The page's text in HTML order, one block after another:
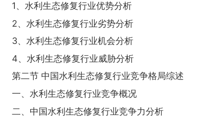
1、水利生态修复行业优势分析
2、水利生态修复行业劣势分析
3、水利生态修复行业机会分析
4、水利生态修复行业威胁分析
第二节 中国水利生态修复行业竞争格局综述
一、水利生态修复行业竞争概况
二、中国水利生态修复行业竞争力分析